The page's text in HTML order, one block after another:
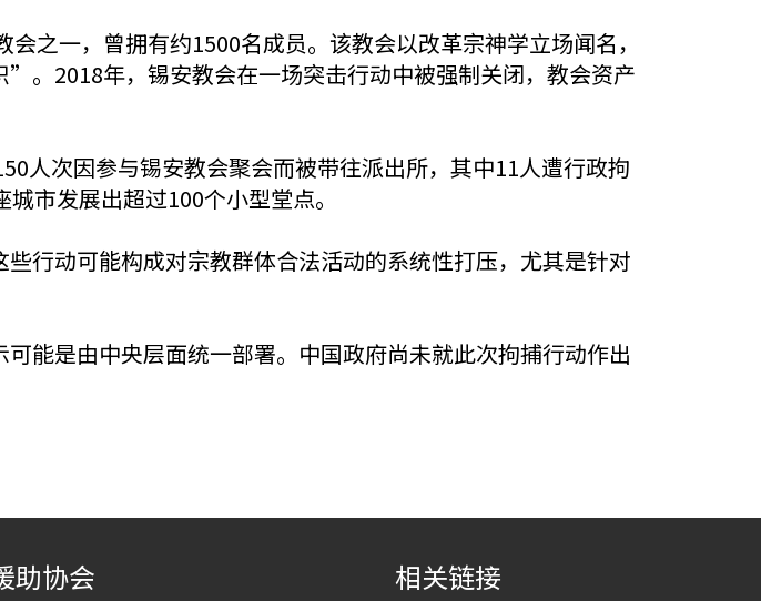
之一，曾拥有约1500名成员。该教会以改革宗神学立场闻名，
2018年，锡安教会在一场突击行动中被强制关闭，教会资产
人次因参与锡安教会聚会而被带往派出所，其中11人遭行政拘
市发展出超过100个小型堂点。
行动可能构成对宗教群体合法活动的系统性打压，尤其是针对
能是由中央层面统一部署。中国政府尚未就此次拘捕行动作出
助协会 相关链接